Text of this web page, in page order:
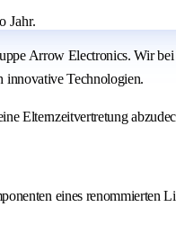
Jahr.
Arrow Electronics. Wir
innovative Technologien.
Elternzeitvertretung
eines renommierten